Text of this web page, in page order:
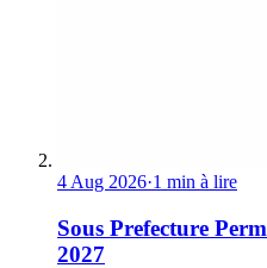
4 Aug 2026·1 min à lire
Sous Prefecture
2027